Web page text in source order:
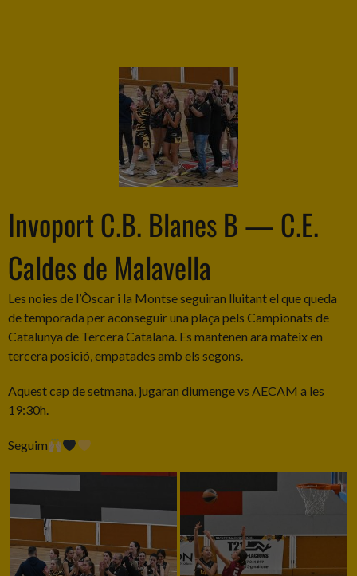
Invoport C.B. Blanes B — C.E.
Caldes de Malavella
Les noies de l’Òscar i la Montse seguiran lluitant el que queda
de temporada per aconseguir una plaça pels Campionats de
Catalunya de Tercera Catalana. Es mantenen ara mateix en
tercera posició, empatades amb els segons.
Aquest cap de setmana, jugaran diumenge vs AECAM a les
19:30h.
Seguim